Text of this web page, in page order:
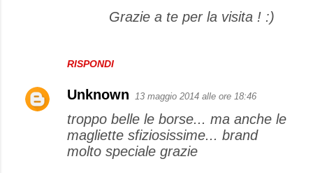
RISPONDI
Grazie a te per la visita ! :)
Unknown 13 maggio 2014 alle ore 18:46
troppo belle le borse... ma anche le
magliette sfiziosissime... brand
molto speciale grazie